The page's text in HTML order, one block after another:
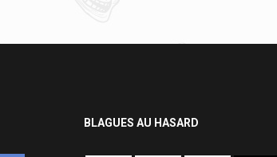
BLAGUES AU HASARD